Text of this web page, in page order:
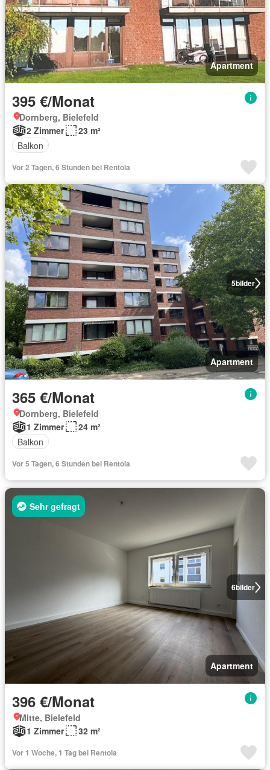
Apartment
395 €/Monat
Dornberg, Bielefeld
2 Zimmer
23 m²
Balkon
Vor 2 Tagen, 6 Stunden bei Rentola
5bilder
Apartment
365 €/Monat
Dornberg, Bielefeld
1 Zimmer
24 m²
Balkon
Vor 5 Tagen, 6 Stunden bei Rentola
6bilder
Sehr gefragt
Apartment
396 €/Monat
Mitte, Bielefeld
1 Zimmer
32 m²
Vor 1 Woche, 1 Tag bei Rentola